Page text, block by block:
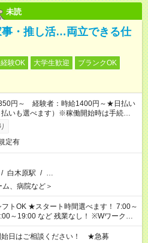
未読
事・推し活…両立できる仕
験OK 大学生歓迎
ブランクOK
円～ 経験者：時給1400円～★日払い
いも選べます）※稼働開始時は手続き完
ます。
定有
/ 白木原駅 / …
、病院など＞
ます！ 7:00～
など 残業なし！ ※Wワークの
せ週40時間超の就業はご案内できませ
時間以上勤務は社会保険への加入対象
始日はご相談ください！ ★急募